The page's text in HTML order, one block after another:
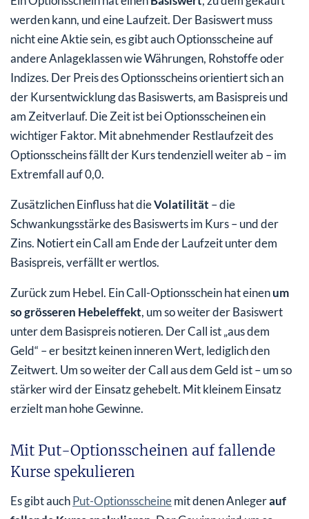
werden kann, und eine Laufzeit. Der Basiswert muss
nicht eine Aktie sein, es gibt auch Optionsscheine auf
andere Anlageklassen wie Währungen, Rohstoffe oder
Indizes. Der Preis des Optionsscheins orientiert sich an
der Kursentwicklung das Basiswerts, am Basispreis und
am Zeitverlauf. Die Zeit ist bei Optionsscheinen ein
wichtiger Faktor. Mit abnehmender Restlaufzeit des
Optionsscheins fällt der Kurs tendenziell weiter ab – im
Extremfall auf 0,0.
Zusätzlichen Einfluss hat dieVolatilität – die
Schwankungsstärke des Basiswerts im Kurs – und der
Zins. Notiert ein Call am Ende der Laufzeit unter dem
Basispreis, verfällt er wertlos.
Zurück zum Hebel. Ein Call-Optionsschein hat einenum
so grösseren Hebeleffekt, um so weiter der Basiswert
unter dem Basispreis notieren. Der Call ist „aus dem
Geld“ – er besitzt keinen inneren Wert, lediglich den
Zeitwert. Um so weiter der Call aus dem Geld ist – um so
stärker wird der Einsatz gehebelt. Mit kleinem Einsatz
erzielt man hohe Gewinne.
Mit Put-Optionsscheinen auf fallende
Kurse spekulieren
Es gibt auchPut-Optionsscheinemit denen Anlegerauf